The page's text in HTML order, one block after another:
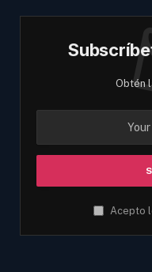
Obtén
Acepto